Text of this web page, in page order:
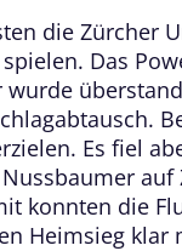
die Zürcher
Das
Es fiel
auf
konnten die
Heimsieg klar